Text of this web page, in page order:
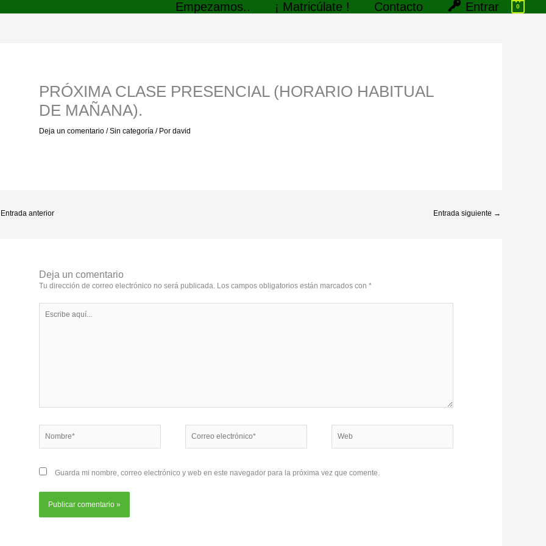
Empezamos.. ¡ Matricúlate ! Contacto Entrar 0
PRÓXIMA CLASE PRESENCIAL (HORARIO HABITUAL
DE MAÑANA).
Deja un comentario /Sin categoría / Pordavid
Entrada anterior Entrada siguiente →
Deja un comentario
Tu dirección de correo electrónico no será publicada. Los campos obligatorios están marcados con*
aquí...
electrónico*
Guarda mi nombre, correo electrónico y web en este navegador para la próxima vez que comente.